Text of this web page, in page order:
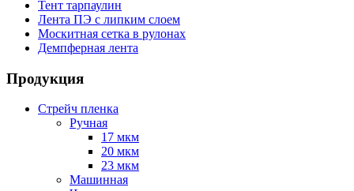
Тент тарпаулин
Лента ПЭ с липким слоем
Москитная сетка в рулонах
Демпферная лента
Продукция
Стрейч пленка
Ручная
17 мкм
20 мкм
23 мкм
Машинная